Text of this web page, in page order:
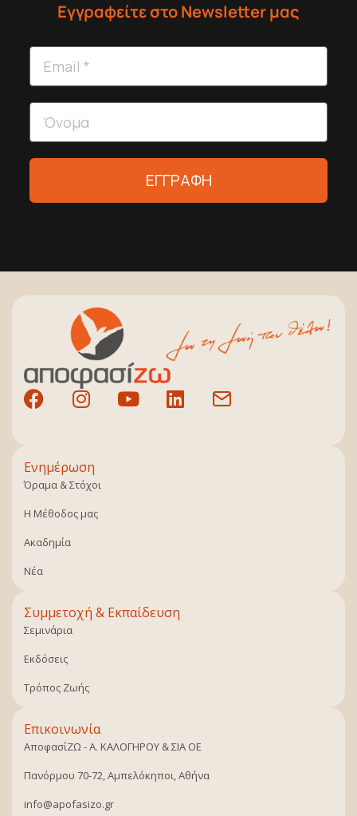
Εγγραφείτε στο Newsletter μας
ΕΓΓΡΑΦΗ
Ενημέρωση
Όραμα & Στόχοι
Η Μέθοδος μας
Ακαδημία
Νέα
Συμμετοχή & Εκπαίδευση
Σεμινάρια
Εκδόσεις
Τρόπος Ζωής
Επικοινωνία
ΑποφασίΖΩ - Α. ΚΑΛΟΓΗΡΟΥ & ΣΙΑ ΟΕ
Πανόρμου 70-72, Αμπελόκηποι, Αθήνα
info@apofasizo.gr